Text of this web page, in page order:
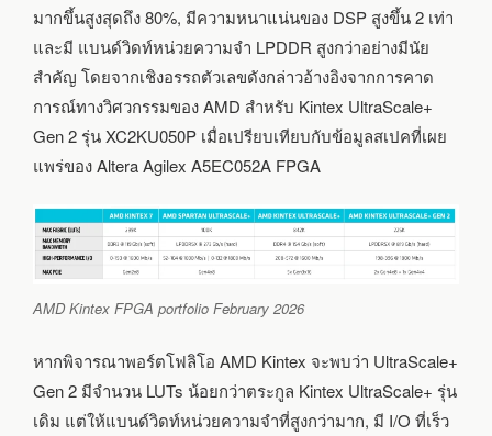
มากขึ้นสูงสุดถึง 80%, มีความหนาแน่นของ DSP สูงขึ้น 2 เท่า
และมี แบนด์วิดท์หน่วยความจำ LPDDR สูงกว่าอย่างมีนัย
สำคัญ โดยจากเชิงอรรถตัวเลขดังกล่าวอ้างอิงจากการคาด
การณ์ทางวิศวกรรมของ AMD สำหรับ Kintex UltraScale+
Gen 2 รุ่น XC2KU050P เมื่อเปรียบเทียบกับข้อมูลสเปคที่เผย
แพร่ของ Altera Agilex A5EC052A FPGA
AMD Kintex FPGA portfolio February 2026
หากพิจารณาพอร์ตโฟลิโอ AMD Kintex จะพบว่า UltraScale+
Gen 2 มีจำนวน LUTs น้อยกว่าตระกูล Kintex UltraScale+ รุ่น
เดิม แต่ให้แบนด์วิดท์หน่วยความจำที่สูงกว่ามาก, มี I/O ที่เร็ว